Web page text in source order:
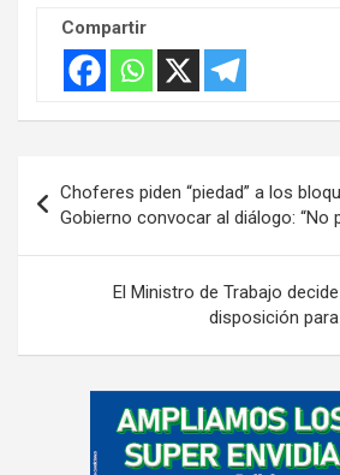
Compartir
de
entradas
Choferes piden “piedad” a los
Gobierno convocar al diálogo: “No
El Ministro de Trabajo
disposición